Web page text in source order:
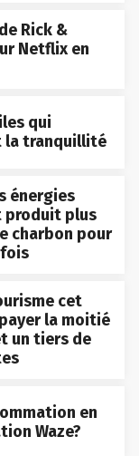
Rick &
Netflix en
qui
la tranquillité
énergies
produit plus
charbon pour
cet
la moitié
un tiers de
en
Waze?